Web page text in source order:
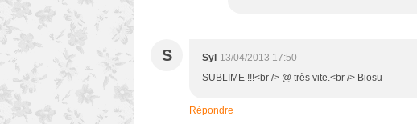
S Syl 13/04/2013 17:50
SUBLIME !!!<br /> @ très vite.<br /> Biosu
Répondre